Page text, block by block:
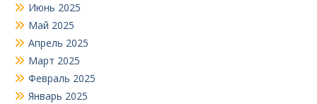
Июнь 2025
Май 2025
Апрель 2025
Март 2025
Февраль 2025
Январь 2025